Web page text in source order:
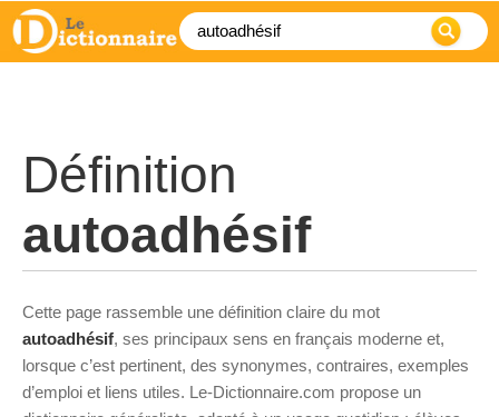
Définition
autoadhésif
Cette page rassemble une définition claire du mot
autoadhésif, ses principaux sens en français moderne et,
lorsque c’est pertinent, des synonymes, contraires, exemples
d’emploi et liens utiles. Le-Dictionnaire.com propose un